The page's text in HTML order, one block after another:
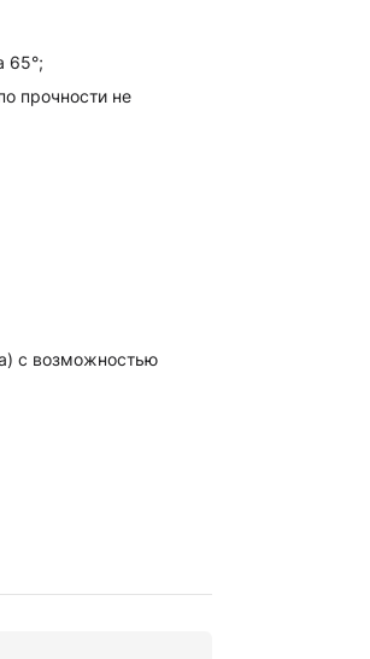
65°;
прочности не
с возможностью